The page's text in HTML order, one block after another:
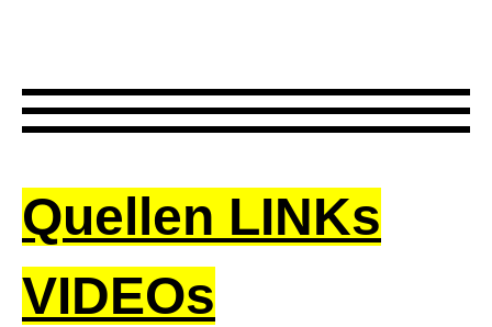
Quellen LINKs
VIDEOs